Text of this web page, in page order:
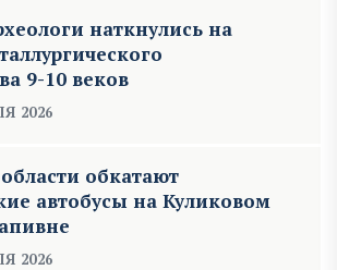
наткнулись на
9-10 веков
2026
обкатают
автобусы на Куликовом
2026